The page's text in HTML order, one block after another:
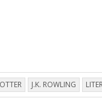
J.K. ROWLING